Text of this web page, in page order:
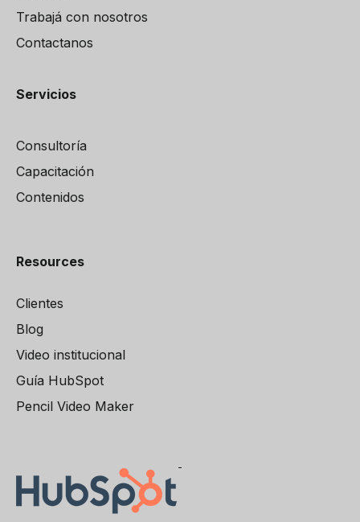
Trabajá con nosotros
Contactanos
Servicios
Consultoría
Capacitación
Contenidos
Resources
Clientes
Blog
Video institucional
Guía HubSpot
Pencil Video Maker